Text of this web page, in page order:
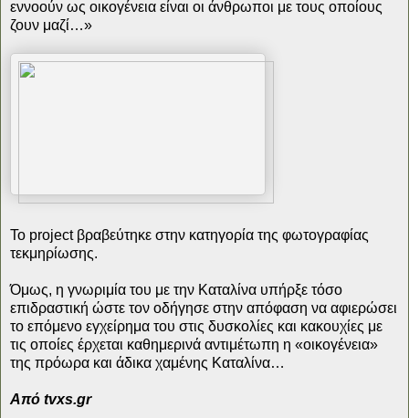
εννοούν ως οικογένεια είναι οι άνθρωποι με τους οποίους
ζουν μαζί…»
Το project βραβεύτηκε στην κατηγορία της φωτογραφίας
τεκμηρίωσης.
Όμως, η γνωριμία του με την Καταλίνα υπήρξε τόσο
επιδραστική ώστε τον οδήγησε στην απόφαση να αφιερώσει
το επόμενο εγχείρημα του στις δυσκολίες και κακουχίες με
τις οποίες έρχεται καθημερινά αντιμέτωπη η «οικογένεια»
της πρόωρα και άδικα χαμένης Καταλίνα…
Από tvxs.gr